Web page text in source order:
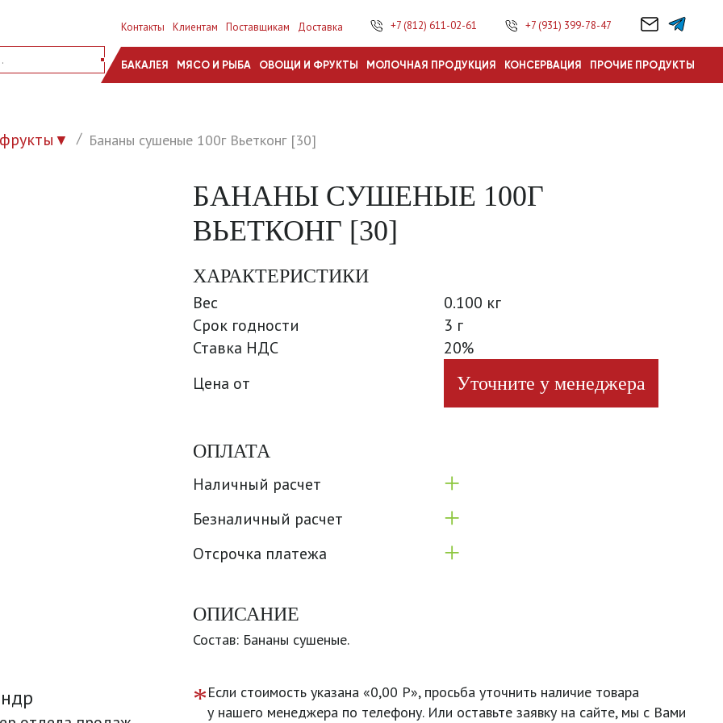
Контакты Клиентам Поставщикам Доставка +7 (812) 611-02-61 +7 (931) 399-78-47
БАКАЛЕЯ МЯСО И РЫБА ОВОЩИ И ФРУКТЫ МОЛОЧНАЯ ПРОДУКЦИЯ КОНСЕРВАЦИЯ ПРОЧИЕ ПРОДУКТЫ
▼ Бананы сушеные 100г Вьетконг [30]
БАНАНЫ СУШЕНЫЕ 100Г
ВЬЕТКОНГ [30]
ХАРАКТЕРИСТИКИ
Вес
0.100 кг
Срок годности
3 г
Ставка НДС
20%
Цена от
Уточните у менеджера
ОПЛАТА
Наличный расчет
+
Безналичный расчет +
Отсрочка платежа +
ОПИСАНИЕ
Состав: Бананы сушеные.
*Если стоимость указана «0,00 Р», просьба уточнить наличие товара
у нашего менеджера по телефону. Или оставьте заявку на сайте, мы с Вами